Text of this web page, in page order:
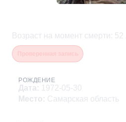
Возраст на момент смерти : 52
РОЖДЕНИЕ
Дата: 1972-05-30
Место: Самарская область